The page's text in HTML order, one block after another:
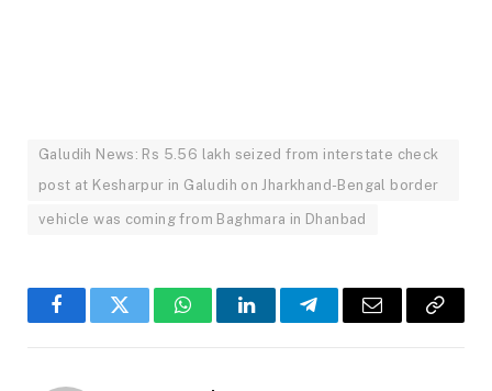
Galudih News: Rs 5.56 lakh seized from interstate check
post at Kesharpur in Galudih on Jharkhand-Bengal border
vehicle was coming from Baghmara in Dhanbad
FacebookTwitter WhatsAppLinkedInTelegramEmail
Copy